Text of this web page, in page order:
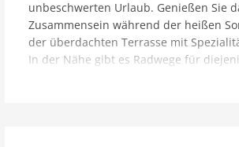
unbeschwerten Urlaub. Genießen Sie
Zusammensein während der heißen
der überdachten Terrasse mit
In der Nähe gibt es Radwege für
Abwechslung stehen den Gästen